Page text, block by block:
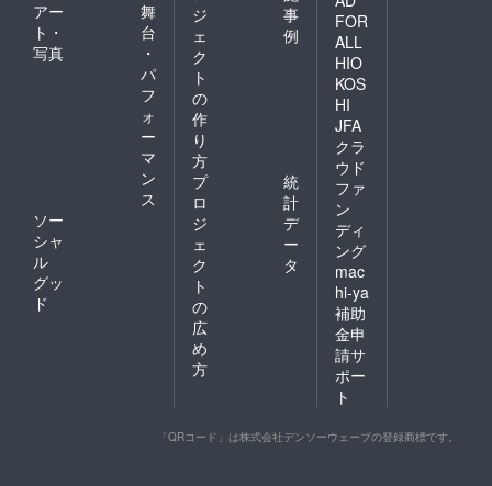
アー
ト・
写真
舞
台
・
パ
フ
ォ
ー
マ
ン
ス
ソー
シャ
ル
グッ
ド
ジ
ェ
ク
ト
の
作
り
方
事
例
プ
ロ
ジ
ェ
ク
ト
の
広
め
方
統
計
デ
ー
タ
FOR
ALL
HIO
KOS
HI
JFA
クラ
ウド
ファ
ン
ディ
ング
mac
hi-ya
補助
金申
請サ
ポー
ト
「QRコード」は株式会社デンソーウェーブの登録商標です。